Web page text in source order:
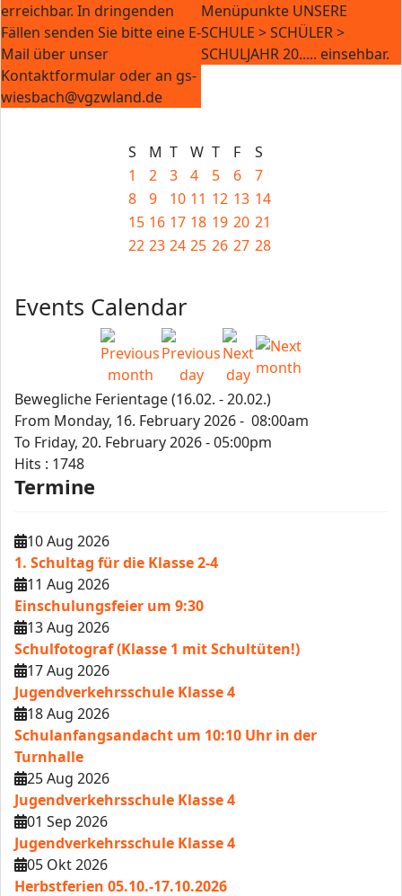
erreichbar. In dringenden
Fällen senden Sie bitte eine E-
Mail über unser
Kontaktformular oder an gs-
wiesbach@vgzwland.de
Menüpunkte UNSERE
SCHULE > SCHÜLER >
SCHULJAHR 20..... einsehbar.
S M T W T F
S
1
2 3 4 5 6
7
8
9 10 11 12 13 14
15 16 17 18 19 20 21
22 23 24 25 26 27 28
Events Calendar
Bewegliche Ferientage (16.02. - 20.02.)
From Monday, 16. February 2026 - 08:00am
To Friday, 20. February 2026 - 05:00pm
Hits : 1748
Termine
10 Aug 2026
1. Schultag für die Klasse 2-4
11 Aug 2026
Einschulungsfeier um 9:30
13 Aug 2026
Schulfotograf (Klasse 1 mit Schultüten!)
17 Aug 2026
Jugendverkehrsschule Klasse 4
18 Aug 2026
Schulanfangsandacht um 10:10 Uhr in der
Turnhalle
25 Aug 2026
Jugendverkehrsschule Klasse 4
01 Sep 2026
Jugendverkehrsschule Klasse 4
05 Okt 2026
Herbstferien 05.10.-17.10.2026